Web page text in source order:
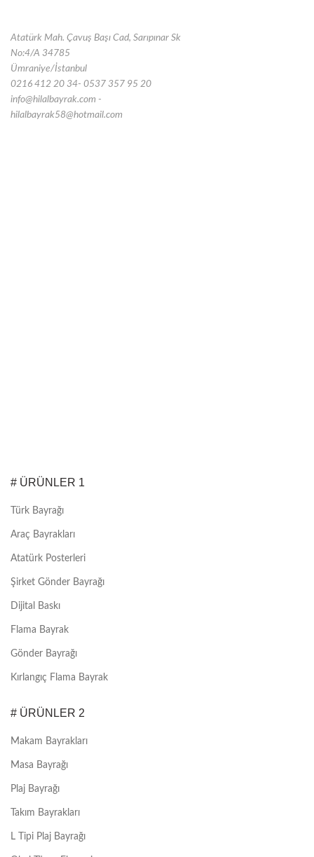
Atatürk Mah. Çavuş Başı Cad, Sarıpınar Sk
No:4/A 34785
Ümraniye/İstanbul
0216 412 20 34- 0537 357 95 20
info@hilalbayrak.com -
hilalbayrak58@hotmail.com
# ÜRÜNLER 1
Türk Bayrağı
Araç Bayrakları
Atatürk Posterleri
Şirket Gönder Bayrağı
Dijital Baskı
Flama Bayrak
Gönder Bayrağı
Kırlangıç Flama Bayrak
# ÜRÜNLER 2
Makam Bayrakları
Masa Bayrağı
Plaj Bayrağı
Takım Bayrakları
L Tipi Plaj Bayrağı